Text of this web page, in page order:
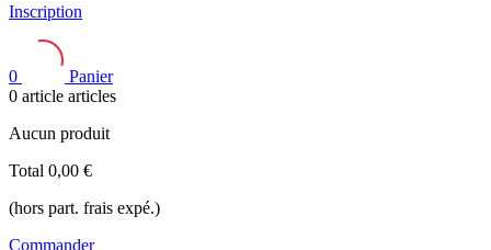
Inscription
0
Panier
0 article articles
Aucun produit
Total 0,00 €
(hors part. frais expé.)
Commander